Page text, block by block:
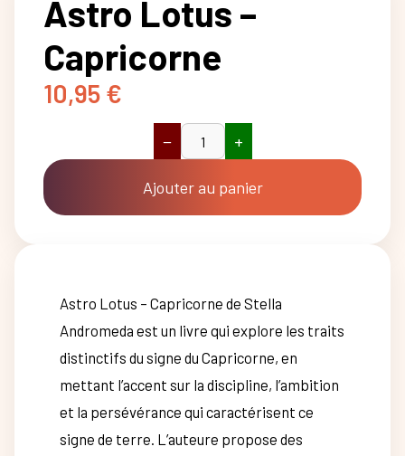
Astro Lotus –
Capricorne
10,95 €
quantité
Astro
Lotus
-
− +
Ajouter au panier
Astro Lotus – Capricorne de Stella
Andromeda est un livre qui explore les traits
distinctifs du signe du Capricorne, en
mettant l’accent sur la discipline, l’ambition
et la persévérance qui caractérisent ce
signe de terre. L’auteure propose des